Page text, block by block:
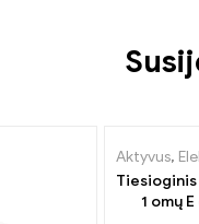
Aktyvus,
Tiesioginis
1 omų